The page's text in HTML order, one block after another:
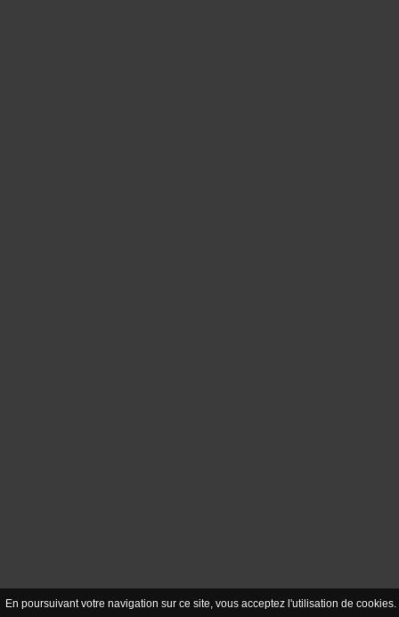
En poursuivant votre navigation sur ce site, vous acceptez l'utilisation de